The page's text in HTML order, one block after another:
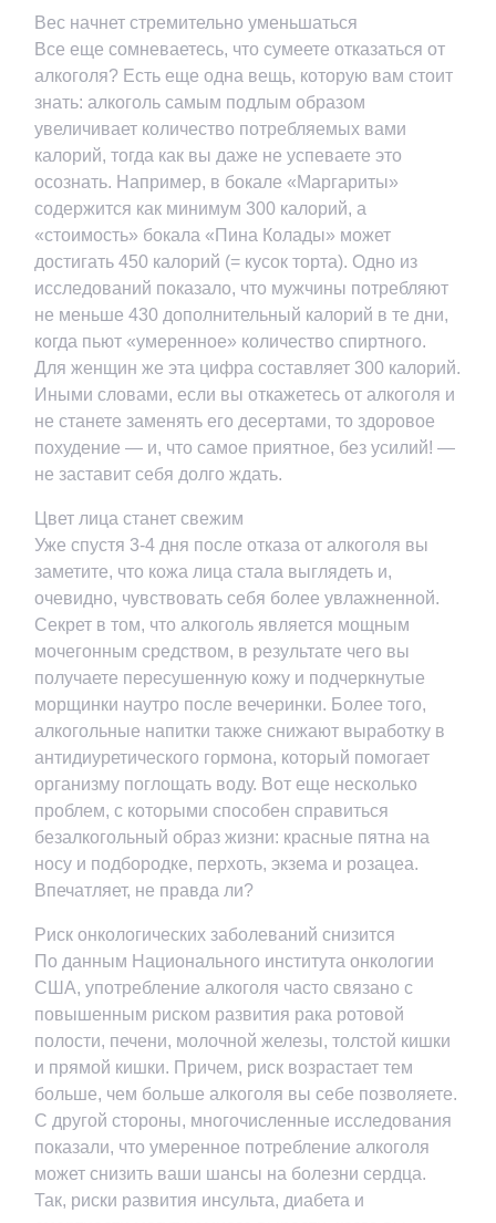
Вес начнет стремительно уменьшаться
Все еще сомневаетесь, что сумеете отказаться от
алкоголя? Есть еще одна вещь, которую вам стоит
знать: алкоголь самым подлым образом
увеличивает количество потребляемых вами
калорий, тогда как вы даже не успеваете это
осознать. Например, в бокале «Маргариты»
содержится как минимум 300 калорий, а
«стоимость» бокала «Пина Колады» может
достигать 450 калорий (= кусок торта). Одно из
исследований показало, что мужчины потребляют
не меньше 430 дополнительный калорий в те дни,
когда пьют «умеренное» количество спиртного.
Для женщин же эта цифра составляет 300 калорий.
Иными словами, если вы откажетесь от алкоголя и
не станете заменять его десертами, то здоровое
похудение — и, что самое приятное, без усилий! —
не заставит себя долго ждать.
Цвет лица станет свежим
Уже спустя 3-4 дня после отказа от алкоголя вы
заметите, что кожа лица стала выглядеть и,
очевидно, чувствовать себя более увлажненной.
Секрет в том, что алкоголь является мощным
мочегонным средством, в результате чего вы
получаете пересушенную кожу и подчеркнутые
морщинки наутро после вечеринки. Более того,
алкогольные напитки также снижают выработку в
антидиуретического гормона, который помогает
организму поглощать воду. Вот еще несколько
проблем, с которыми способен справиться
безалкогольный образ жизни: красные пятна на
носу и подбородке, перхоть, экзема и розацеа.
Впечатляет, не правда ли?
Риск онкологических заболеваний снизится
По данным Национального института онкологии
США, употребление алкоголя часто связано с
повышенным риском развития рака ротовой
полости, печени, молочной железы, толстой кишки
и прямой кишки. Причем, риск возрастает тем
больше, чем больше алкоголя вы себе позволяете.
С другой стороны, многочисленные исследования
показали, что умеренное потребление алкоголя
может снизить ваши шансы на болезни сердца.
Так, риски развития инсульта, диабета и